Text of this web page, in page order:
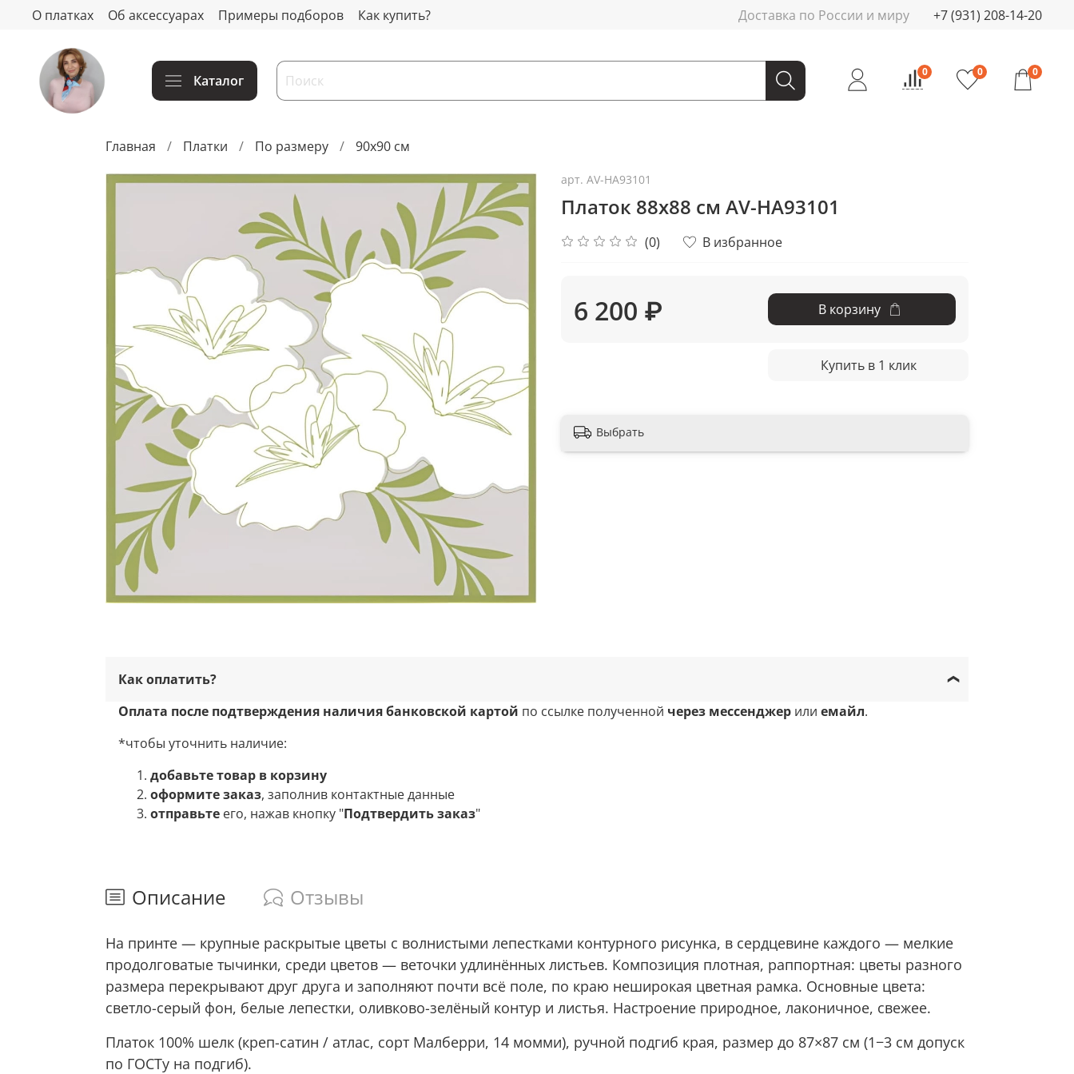
О платках Об аксессуарах Примеры подборов Как купить? Доставка по России и миру +7 (931) 208-14-20
Каталог
0 0 0
Главная Платки По размеру 90x90 см
арт. AV-HA93101
Платок 88x88 см AV-HA93101
(0) В избранное
6 200 ₽ В корзину
Купить в 1 клик
Выбрать
Как оплатить?
Оплата после подтверждения наличия банковской картой по ссылке полученной через мессенджер или емайл.
*чтобы уточнить наличие:
добавьте товар в корзину
оформите заказ, заполнив контактные данные
отправьте его, нажав кнопку "Подтвердить заказ"
Описание Отзывы
На принте — крупные раскрытые цветы с волнистыми лепестками контурного рисунка, в сердцевине каждого — мелкие
продолговатые тычинки, среди цветов — веточки удлинённых листьев. Композиция плотная, раппортная: цветы разного
размера перекрывают друг друга и заполняют почти всё поле, по краю неширокая цветная рамка. Основные цвета:
светло-серый фон, белые лепестки, оливково-зелёный контур и листья. Настроение природное, лаконичное, свежее.
Платок 100% шелк (креп-сатин / атлас, сорт Малберри, 14 момми), ручной подгиб края, размер до 87×87 см (1−3 см допуск
по ГОСТу на подгиб).